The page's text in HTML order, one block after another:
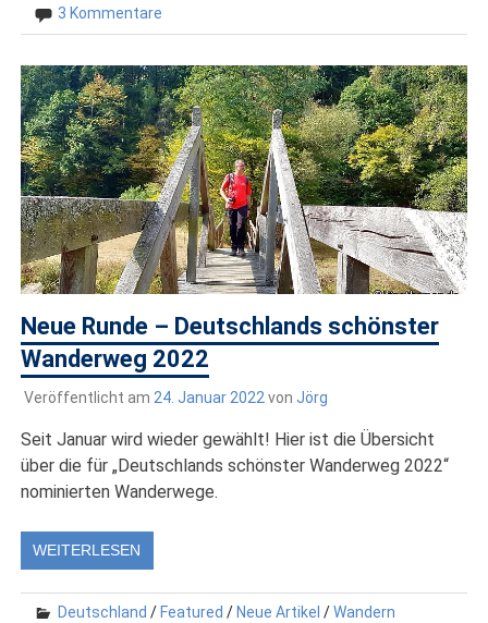
3 Kommentare
Neue Runde – Deutschlands schönster
Wanderweg 2022
Veröffentlicht am 24. Januar 2022 von Jörg
Seit Januar wird wieder gewählt! Hier ist die Übersicht
über die für „Deutschlands schönster Wanderweg 2022“
nominierten Wanderwege.
WEITERLESEN
Deutschland / Featured / Neue Artikel /Wandern